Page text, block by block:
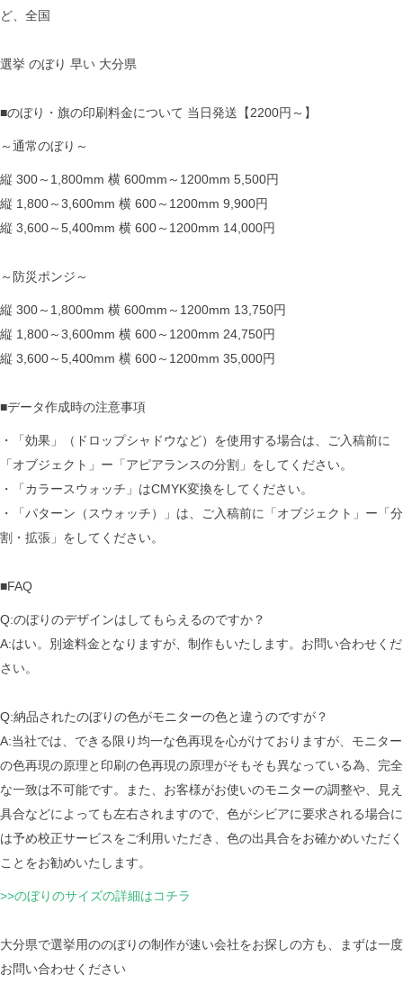
ど、全国
選挙 のぼり 早い 大分県
■のぼり・旗の印刷料金について 当日発送【2200円～】
～通常のぼり～
縦 300～1,800mm 横 600mm～1200mm 5,500円
縦 1,800～3,600mm 横 600～1200mm 9,900円
縦 3,600～5,400mm 横 600～1200mm 14,000円
～防災ポンジ～
縦 300～1,800mm 横 600mm～1200mm 13,750円
縦 1,800～3,600mm 横 600～1200mm 24,750円
縦 3,600～5,400mm 横 600～1200mm 35,000円
■データ作成時の注意事項
・「効果」（ドロップシャドウなど）を使用する場合は、ご入稿前に
「オブジェクト」ー「アピアランスの分割」をしてください。
・「カラースウォッチ」はCMYK変換をしてください。
・「パターン（スウォッチ）」は、ご入稿前に「オブジェクト」ー「分
割・拡張」をしてください。
■FAQ
Q:のぼりのデザインはしてもらえるのですか？
A:はい。別途料金となりますが、制作もいたします。お問い合わせくだ
さい。
Q:納品されたのぼりの色がモニターの色と違うのですが？
A:当社では、できる限り均一な色再現を心がけておりますが、モニター
の色再現の原理と印刷の色再現の原理がそもそも異なっている為、完全
な一致は不可能です。また、お客様がお使いのモニターの調整や、見え
具合などによっても左右されますので、色がシビアに要求される場合に
は予め校正サービスをご利用いただき、色の出具合をお確かめいただく
ことをお勧めいたします。
>>のぼりのサイズの詳細はコチラ
大分県で選挙用ののぼりの制作が速い会社をお探しの方も、まずは一度
お問い合わせください